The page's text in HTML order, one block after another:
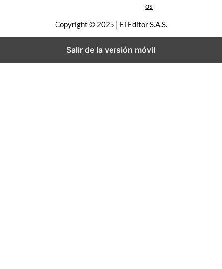
os
Copyright © 2025 | El Editor S.A.S.
Salir de la versión móvil